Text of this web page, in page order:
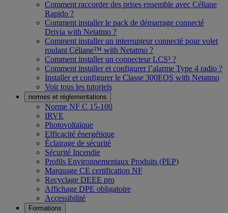
Comment raccorder des prises ensemble avec Céliane
Rapido ?
Comment installer le pack de démarrage connecté
Drivia with Netatmo ?
Comment installer un interrupteur connecté pour volet
roulant Céliane™ with Netatmo ?
Comment installer un connecteur LCS³ ?
Comment installer et configurer l’alarme Type 4 radio ?
Installer et configurer le Classe 300EOS with Netatmo
Voir tous les tutoriels
normes et réglementations
Norme NF C 15-100
IRVE
Photovoltaïque
Efficacité énergétique
Éclairage de sécurité
Sécurité Incendie
Profils Environnementaux Produits (PEP)
Marquage CE certification NF
Recyclage DEEE pro
Affichage DPE obligatoire
Accessibilité
Formations